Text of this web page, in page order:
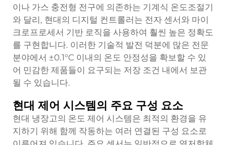
이나 가스 충전형 전구에 의존하는 기계식 온도조절기
와 달리, 현대의 디지털 컨트롤러는 전자 센서와 마이
크로프로세서 기반 로직을 사용하여 훨씬 높은 정확도
를 구현합니다. 이러한 기술적 발전 덕분에 많은 전문
분야에서 ±0.1°C 이내의 온도 안정성을 확보할 수 있
어 민감한 제품들이 요구되는 저장 조건 내에서 보관
될 수 있습니다.
현대 제어 시스템의 주요 구성 요소
현대 냉장고의 온도 제어 시스템은 최적의 환경을 유
지하기 위해 함께 작동하는 여러 연결된 구성 요소로